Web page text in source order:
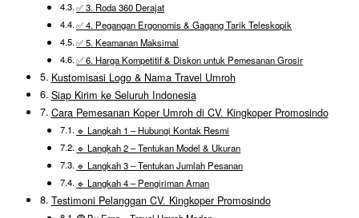
✅ 3. Roda 360 Derajat
✅ 4. Pegangan Ergonomis & Gagang Tarik Teleskopik
✅ 5. Keamanan Maksimal
✅ 6. Harga Kompetitif & Diskon untuk Pemesanan Grosir
Kustomisasi Logo & Nama Travel Umroh
Siap Kirim ke Seluruh Indonesia
Cara Pemesanan Koper Umroh di CV. Kingkoper Promosindo
🔹 Langkah 1 – Hubungi Kontak Resmi
🔹 Langkah 2 – Tentukan Model & Ukuran
🔹 Langkah 3 – Tentukan Jumlah Pesanan
🔹 Langkah 4 – Pengiriman Aman
Testimoni Pelanggan CV. Kingkoper Promosindo